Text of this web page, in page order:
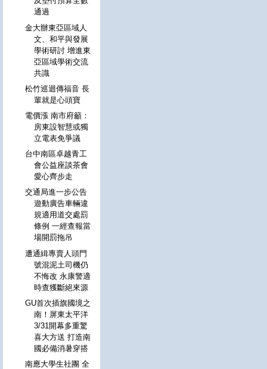
通過
金大辦東亞區域人
文、和平與發展
學術研討 增進東
亞區域學術交流
共識
松竹巡迴傳福音 長
輩就是心頭寶
電價漲 南市府籲：
房東設智慧或獨
立電表免爭議
台中南區卓越青工
會公益座談茶會
愛心齊步走
交通局進一步公告
遊動廣告車輛違
規適用道交處罰
條例 一經查報當
場開罰拖吊
遭通緝專賣人頭門
號混泥土司機仍
不悔改 永康警適
時查獲斷絕來源
GU首次插旗國境之
南！屏東太平洋
3/31開幕多重驚
喜大方送 打造南
國必備消暑穿搭
南應大學生社團 全